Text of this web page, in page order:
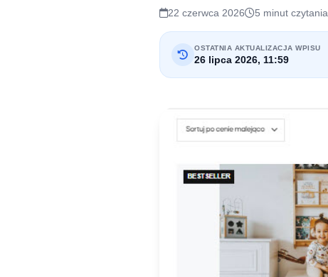
22 czerwca 2026 5 minut czytania
OSTATNIA AKTUALIZACJA WPISU
26 lipca 2026, 11:59